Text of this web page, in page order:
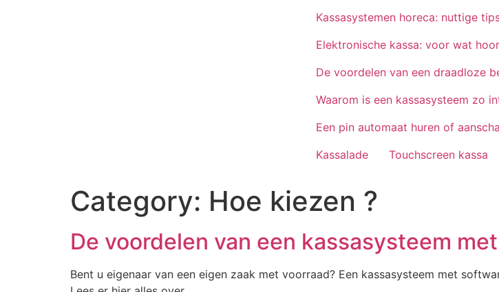
Kassasystemen horeca: nuttige
Elektronische kassa: voor wat
De voordelen van een draadloze
Waarom is een kassasysteem zo
Een pin automaat huren of
Kassalade
Touchscreen kassa
Category: Hoe kiezen ?
De voordelen van een kassasysteem
Bent u eigenaar van een eigen zaak met voorraad? Een kassasysteem met